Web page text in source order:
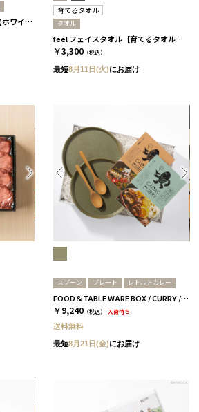
TODAY'S SPECIAL / WHITE【ホワイト】
育てるタオル
タオル
feel フェイスタオル［育てるタオル］/ ムーングレージュ
￥3,300 （税込）
最短8月11日(火)にお届け
スプーン プレート レトルトカレー
FOOD＆TABLE WARE BOX / CURRY / ターコイズ
￥9,240 （税込） 入荷待ち
送料無料
最短8月21日(金)にお届け